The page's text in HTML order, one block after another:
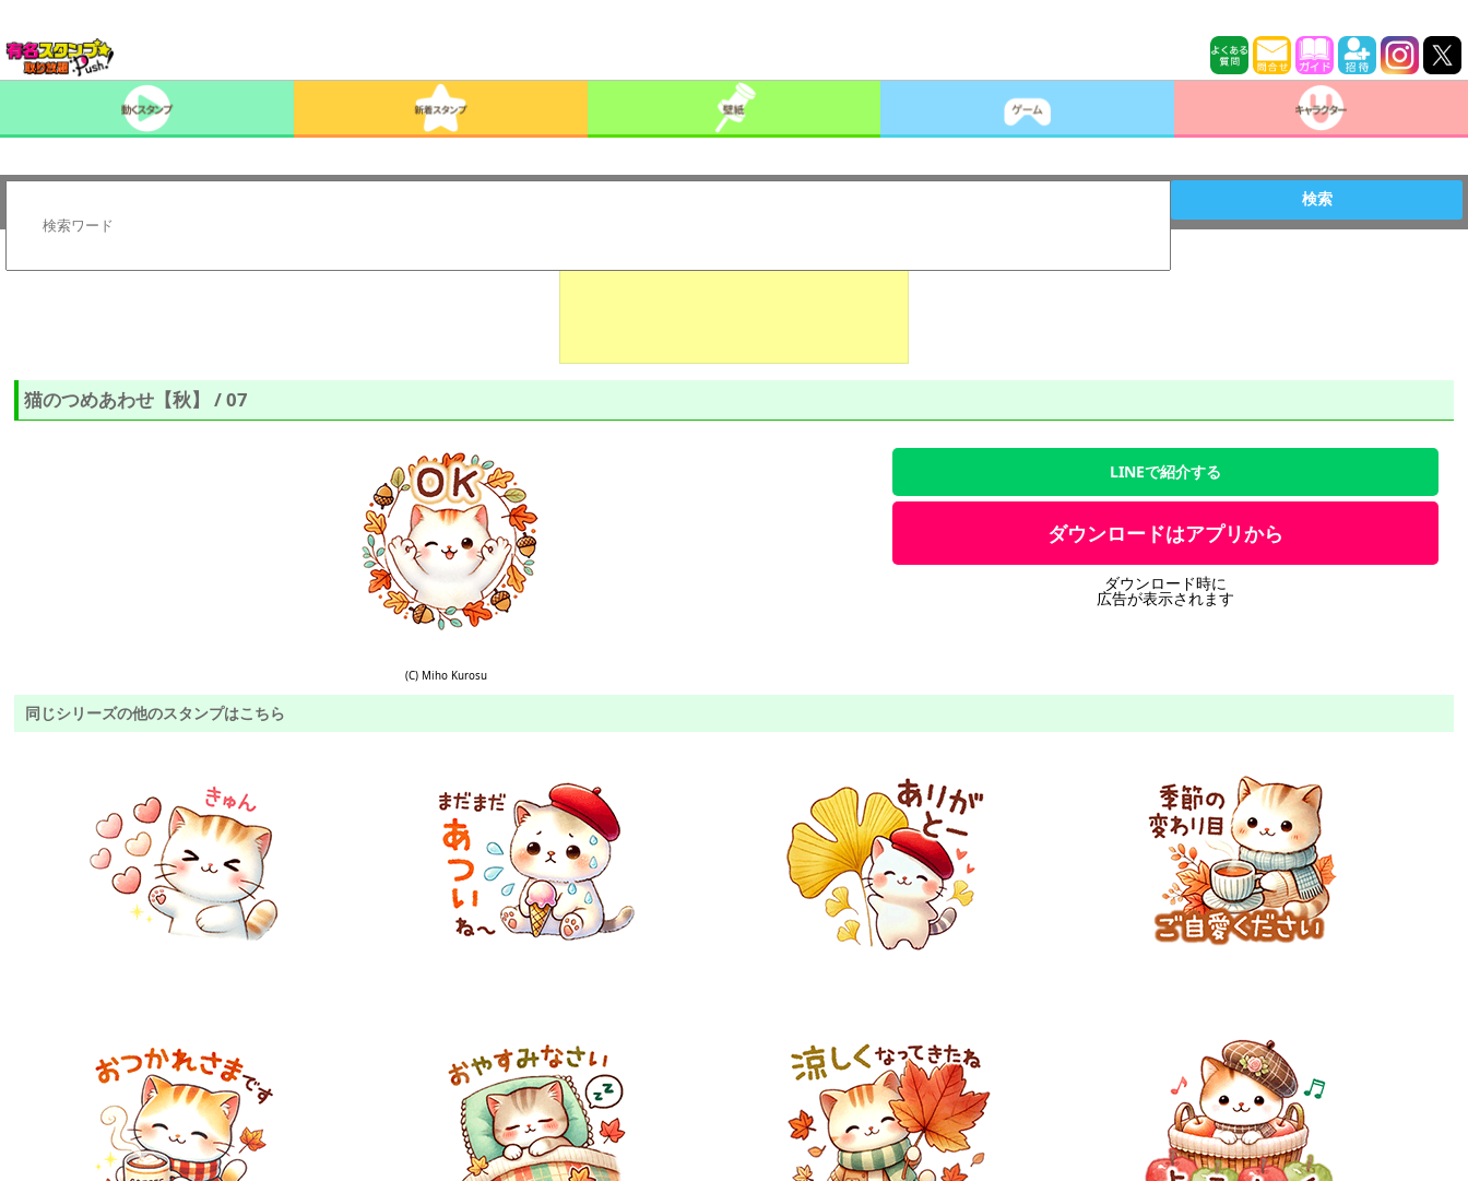
検索
猫のつめあわせ【秋】 / 07
(C) Miho Kurosu
LINEで紹介する
ダウンロードはアプリから
ダウンロード時に
広告が表示されます
同じシリーズの他のスタンプはこちら